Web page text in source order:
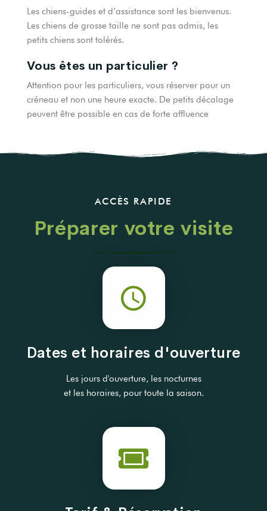
Les chiens-guides et d’assistance sont les bienvenus.
Les chiens de grosse taille ne sont pas admis, les
petits chiens sont tolérés.
Vous êtes un particulier ?
Attention pour les particuliers, vous réserver pour un
créneau et non une heure exacte. De petits décalage
peuvent être possible en cas de forte affluence
ACCÈS RAPIDE
Préparer votre visite
Dates et horaires d'ouverture
Les jours d'ouverture, les nocturnes
et les horaires, pour toute la saison.